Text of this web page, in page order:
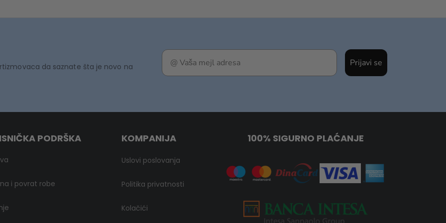
Prijavi se
da saznate šta je novo na
PODRŠKA
i povrat robe
KOMPANIJA
Uslovi poslovanja
Politika privatnosti
Kolačići
100% SIGURNO PLAĆANJE